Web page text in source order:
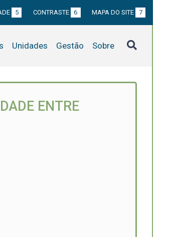
5 CONTRASTE 6 MAPA DO SITE 7
Unidades Gestão Sobre
ENTRE